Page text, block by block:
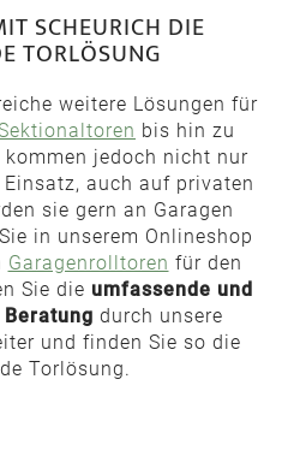
SCHEURICH DIE
TORLÖSUNG
weitere Lösungen für
Sektionaltoren bis hin zu
kommen jedoch nicht nur
auch auf privaten
sie gern an Garagen
in unserem Onlineshop
Garagenrolltoren für den
Sie die umfassende und
durch unsere
und finden Sie so die
Torlösung.